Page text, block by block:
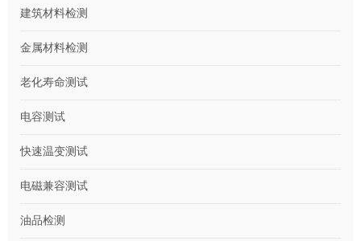
建筑材料检测
金属材料检测
老化寿命测试
电容测试
快速温变测试
电磁兼容测试
油品检测